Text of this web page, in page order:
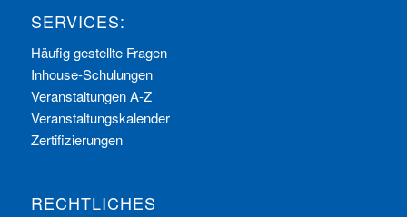
SERVICES:
Häufig gestellte Fragen
Inhouse-Schulungen
Veranstaltungen A-Z
Veranstaltungskalender
Zertifizierungen
RECHTLICHES